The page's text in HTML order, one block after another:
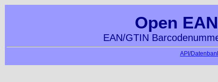
Open
EAN/GTIN
API/